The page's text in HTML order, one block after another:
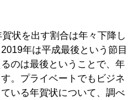
状を出す割合は年々下降し
年は平成最後という節目
のは最後ということで、年
。プライベートでもビジネ
いる年賀状について、調べ